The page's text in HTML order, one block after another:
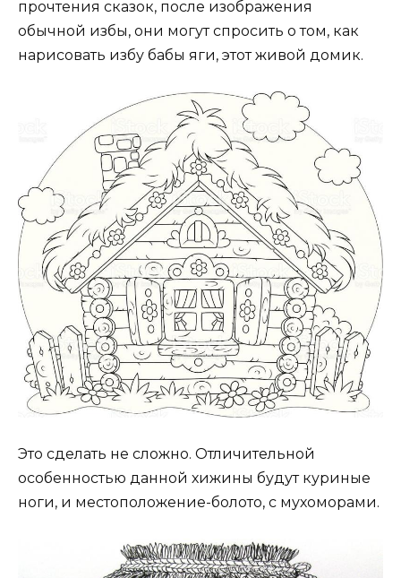
прочтения сказок, после изображения
обычной избы, они могут спросить о том, как
нарисовать избу бабы яги, этот живой домик.
Это сделать не сложно. Отличительной
особенностью данной хижины будут куриные
ноги, и местоположение-болото, с мухоморами.